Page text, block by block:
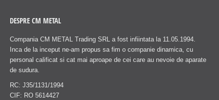
DESPRE CM METAL
Compania CM METAL Trading SRL a fost infiintata la 11.05.1994.
Inca de la inceput ne-am propus sa fim o companie dinamica, cu
personal calificat si cat mai aproape de cei care au nevoie de aparate
de sudura.
RC: J35/1131/1994
CIF: RO 5614427